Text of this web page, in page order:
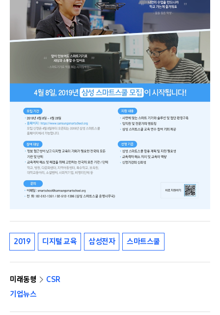
2019 디지털 교육 삼성전자 스마트스쿨
미래동행
CSR
기업뉴스